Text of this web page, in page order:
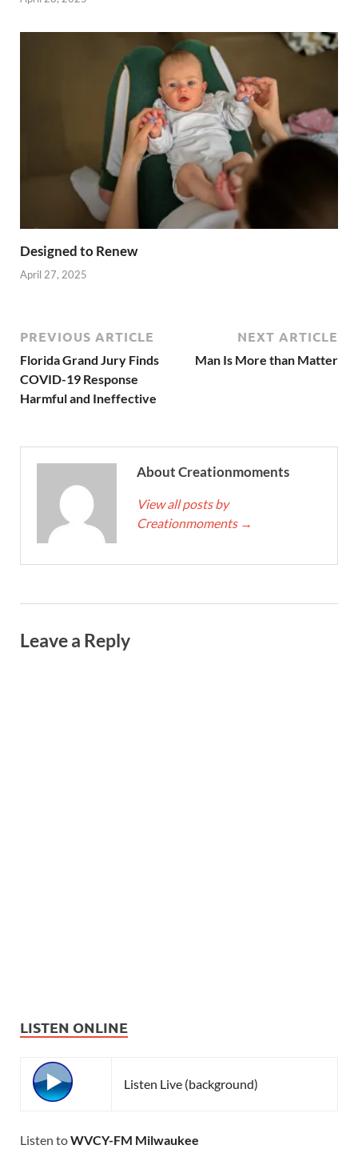
Designed to Renew
April 27, 2025
PREVIOUS ARTICLE
Florida Grand Jury Finds
COVID-19 Response
Harmful and Ineffective
NEXT ARTICLE
Man Is More than Matter
About Creationmoments
View all posts by
Creationmoments →
Leave a Reply
LISTEN ONLINE
Listen Live (background)
Listen toWVCY-FM Milwaukee